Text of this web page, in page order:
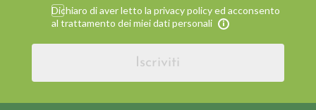
Dichiaro di aver letto la privacy policy ed acconsento
al trattamento dei miei dati personali
Iscriviti